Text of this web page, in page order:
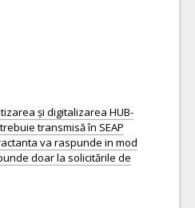
și digitalizarea HUB-
transmisă în SEAP
va raspunde in mod
doar la solicitările de